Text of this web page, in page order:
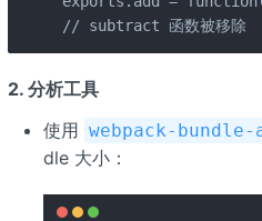
// subtract 函数被移除
2. 分析工具
使用 webpack-
dle 大小：